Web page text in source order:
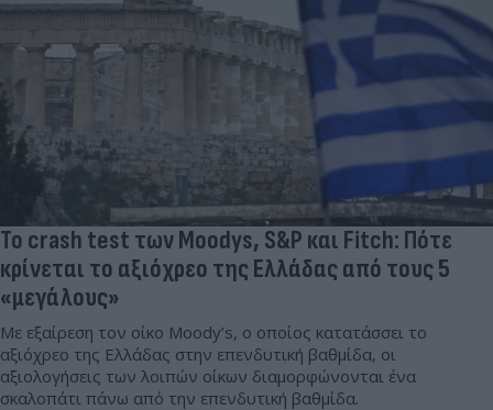
Το crash test των Moodys, S&P και Fitch: Πότε
κρίνεται το αξιόχρεο της Ελλάδας από τους 5
«μεγάλους»
Με εξαίρεση τον οίκο Moody’s, ο οποίος κατατάσσει το
αξιόχρεο της Ελλάδας στην επενδυτική βαθμίδα, οι
αξιολογήσεις των λοιπών οίκων διαμορφώνονται ένα
σκαλοπάτι πάνω από την επενδυτική βαθμίδα.